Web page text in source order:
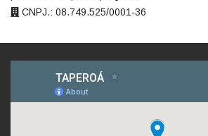
CNPJ.: 08.749.525/0001-36